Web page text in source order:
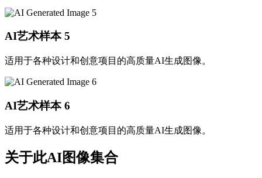
AI艺术样本 5
适用于各种设计和创意项目的高质量AI生成图像。
AI艺术样本 6
适用于各种设计和创意项目的高质量AI生成图像。
关于此AI图像集合